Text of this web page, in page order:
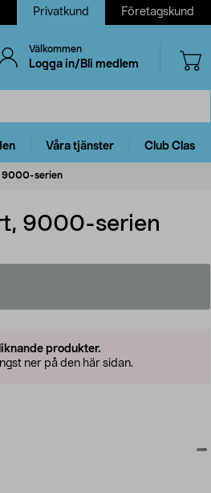
Privatkund Företagskund
Välkommen
Logga in/Bli medlem
Våra tjänster Club Clas
9000-serien
9000-serien
liknande produkter.
ner på den här sidan.